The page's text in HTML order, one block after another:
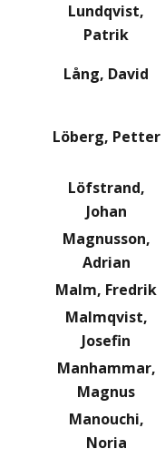
Lundqvist,
Patrik
Lång, David
Löberg, Petter
Löfstrand,
Johan
Magnusson,
Adrian
Malm, Fredrik
Malmqvist,
Josefin
Manhammar,
Magnus
Manouchi,
Noria